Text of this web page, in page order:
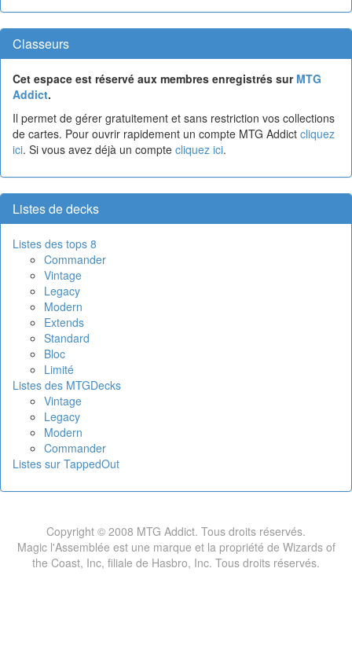
Classeurs
Cet espace est réservé aux membres enregistrés sur MTG
Addict.
Il permet de gérer gratuitement et sans restriction vos collections
de cartes. Pour ouvrir rapidement un compte MTG Addict cliquez
ici. Si vous avez déjà un compte cliquez ici.
Listes de decks
Listes des tops 8
Commander
Vintage
Legacy
Modern
Extends
Standard
Bloc
Limité
Listes des MTGDecks
Vintage
Legacy
Modern
Commander
Listes sur TappedOut
Copyright © 2008 MTG Addict. Tous droits réservés.
Magic l'Assemblée est une marque et la propriété de Wizards of
the Coast, Inc, filiale de Hasbro, Inc. Tous droits réservés.